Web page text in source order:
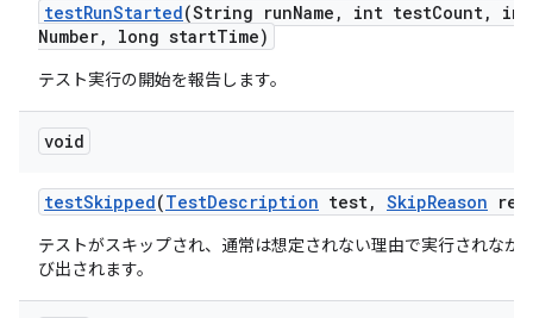
testRunStarted(String runName , int testCount,
int
Number, long startTime)
テスト実行の開始を報告します。
void
testSkipped(TestDescription test, SkipReason
テストがスキップされ、通常は想定されない理由で実行されなか
び出されます。